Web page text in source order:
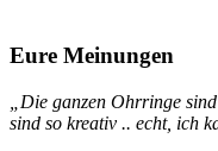
Eure Meinungen
„Die ganzen Ohrringe
sind so kreativ .. echt, ich